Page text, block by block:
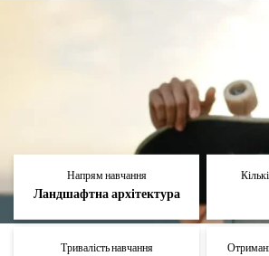
Напрям навчання
Ландшафтна архітектура
Тривалість навчання